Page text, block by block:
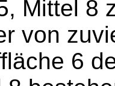
Mittel 8
von
6